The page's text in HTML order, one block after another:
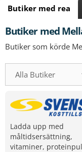
Butiker med rea
Butiker med
Butiker som körde
Ladda upp med
måltidsersättning,
vitaminer,